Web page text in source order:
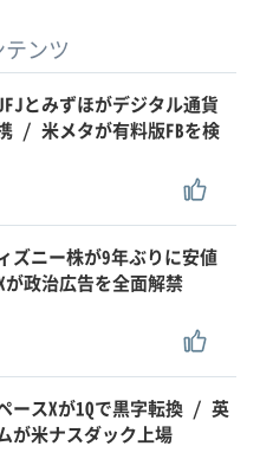
ンツ
とみずほがデジタル通貨
/ 米メタが有料版FBを検
ズニー株が9年ぶりに安値
政治広告を全面解禁
ースXが1Qで黒字転換 / 英
が米ナスダック上場